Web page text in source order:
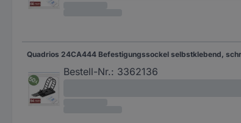
Bestell-Nr.: 3362136